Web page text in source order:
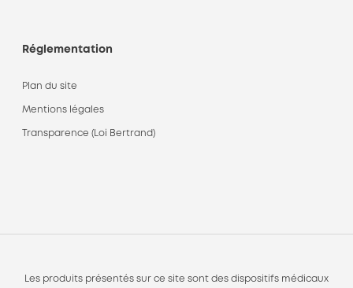
Réglementation
Plan du site
Mentions légales
Transparence (Loi Bertrand)
Les produits présentés sur ce site sont des dispositifs médicaux